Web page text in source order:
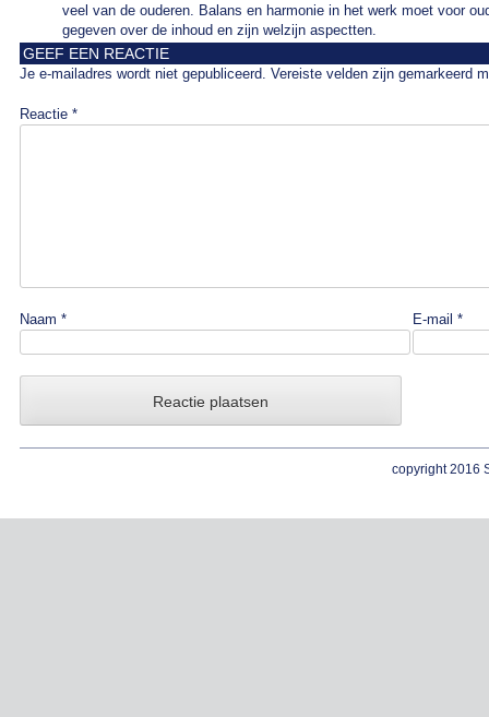
veel van de ouderen. Balans en harmonie in het werk moet voor
gegeven over de inhoud en zijn welzijn aspectten.
GEEF EEN REACTIE
Je e-mailadres wordt niet gepubliceerd. Vereiste velden zijn gemarkeerd
Reactie *
Naam * E-mail *
copyright 2016